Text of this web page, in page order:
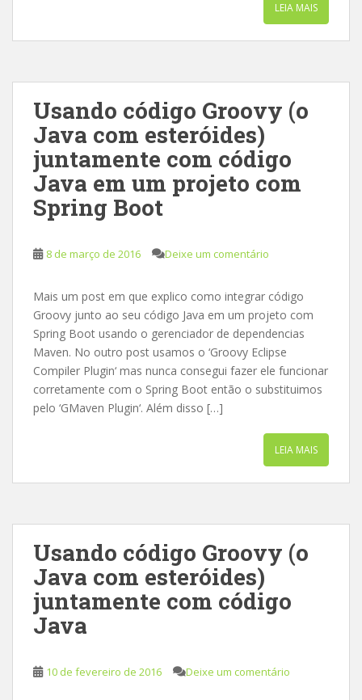
LEIA MAIS
Usando código Groovy (o
Java com esteróides)
juntamente com código
Java em um projeto com
Spring Boot
8 de março de 2016 Deixe um comentário
Mais um post em que explico como integrar código
Groovy junto ao seu código Java em um projeto com
Spring Boot usando o gerenciador de dependencias
Maven. No outro post usamos o ‘Groovy Eclipse
Compiler Plugin‘ mas nunca consegui fazer ele funcionar
corretamente com o Spring Boot então o substituimos
pelo ‘GMaven Plugin‘. Além disso […]
LEIA MAIS
Usando código Groovy (o
Java com esteróides)
juntamente com código
Java
10 de fevereiro de 2016 Deixe um comentário